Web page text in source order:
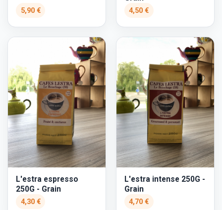
5,90 € 4,50 €
L'estra espresso
250G - Grain
4,30 €
L'estra intense 250G -
Grain
4,70 €